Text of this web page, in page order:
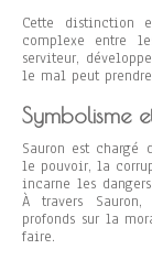
Cette distinction
complexe entre
serviteur,
le mal peut
Symbolisme
Sauron est chargé
le pouvoir, la
incarne les
À travers
profonds sur la
faire.